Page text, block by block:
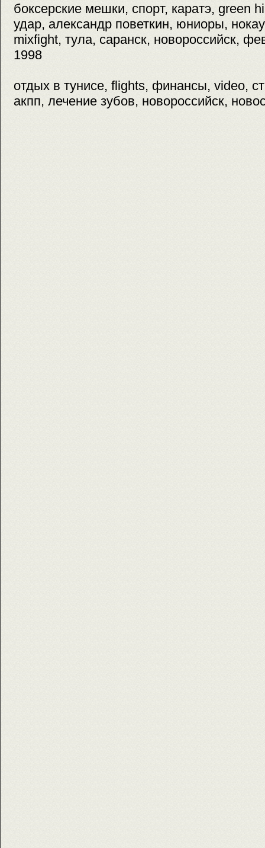
боксерские мешки, спорт, каратэ, green
удар, александр поветкин, юниоры,
mixfight, тула, саранск, новороссийск,
1998
отдых в тунисе, flights, финансы, video,
акпп, лечение зубов, новороссийск,